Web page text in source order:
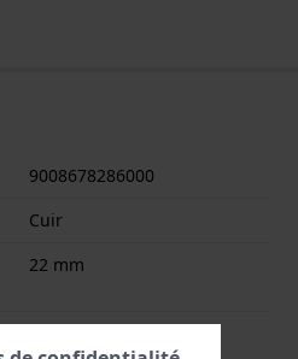
9008678286000
Cuir
22 mm